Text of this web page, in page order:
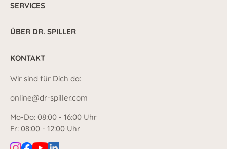
SERVICES
ÜBER DR. SPILLER
KONTAKT
Wir sind für Dich da:
online@dr-spiller.com
Mo-Do: 08:00 - 16:00 Uhr
Fr: 08:00 - 12:00 Uhr